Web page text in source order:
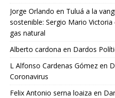
Jorge Orlando en Tuluá a la
sostenible: Sergio Mario
gas natural
Alberto cardona en Dardos
L Alfonso Cardenas Gómez en
Coronavirus
Felix Antonio serna loaiza en